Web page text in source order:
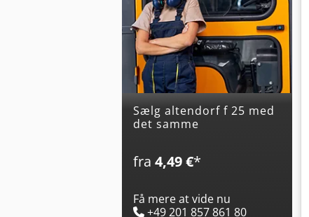
Sælg altendorf f 25 med
det samme
fra 4,49 €*
Få mere at vide nu
+49 201 857 861 80